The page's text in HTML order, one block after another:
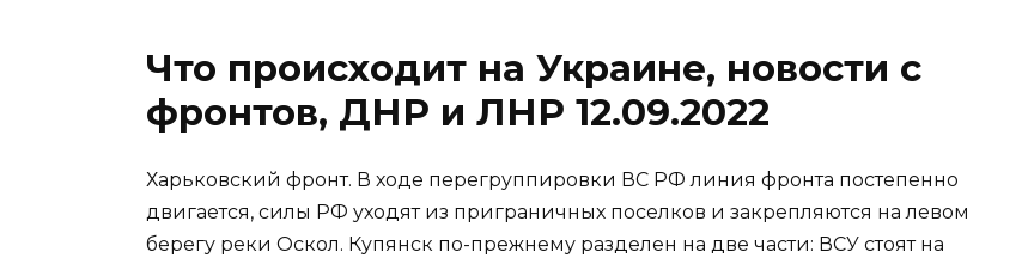
Что происходит на Украине, новости с
фронтов, ДНР и ЛНР 12.09.2022
Харьковский фронт. В ходе перегруппировки ВС РФ линия фронта постепенно
двигается, силы РФ уходят из приграничных поселков и закрепляются на левом
берегу реки Оскол. Купянск по-прежнему разделен на две части: ВСУ стоят на